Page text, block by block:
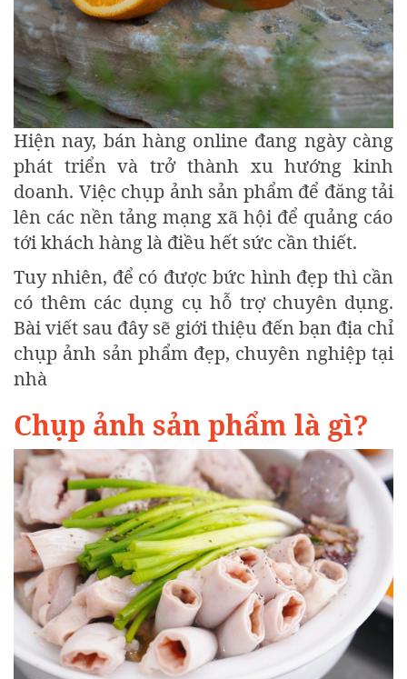
Hiện nay, bán hàng online đang ngày càng
phát triển và trở thành xu hướng kinh
doanh. Việc chụp ảnh sản phẩm để đăng tải
lên các nền tảng mạng xã hội để quảng cáo
tới khách hàng là điều hết sức cần thiết.
Tuy nhiên, để có được bức hình đẹp thì cần
có thêm các dụng cụ hỗ trợ chuyên dụng.
Bài viết sau đây sẽ giới thiệu đến bạn địa chỉ
chụp ảnh sản phẩm đẹp, chuyên nghiệp tại
nhà
Chụp ảnh sản phẩm là gì?